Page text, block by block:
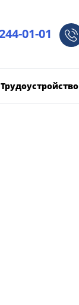
01-01
Трудоустройство